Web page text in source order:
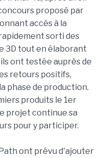
proposé par
accès à la
sorti des
3D tout en élaborant
ont testée auprès de
retours positifs,
phase de production.
produits le 1er
projet continue sa
pour y participer.
ont prévu d'ajouter